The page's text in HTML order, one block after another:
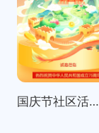
国庆节社区活动邀请函表彰大会